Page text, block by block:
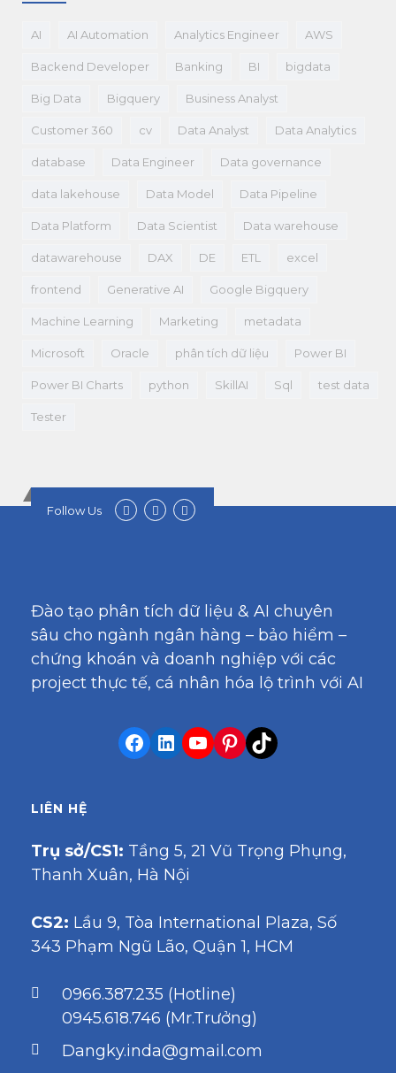
AI AI Automation Analytics Engineer AWS
Backend Developer Banking BI bigdata
Big Data Bigquery Business Analyst
Customer 360 cv Data Analyst Data Analytics
database Data Engineer Data governance
data lakehouse Data Model Data Pipeline
Data Platform Data Scientist Data warehouse
datawarehouse DAX DE ETL excel
frontend Generative AI Google Bigquery
Machine Learning Marketing metadata
Microsoft Oracle phân tích dữ liệu Power BI
Power BI Charts python SkillAI Sql test data
Tester
Follow Us
Đào tạo phân tích dữ liệu & AI chuyên
sâu cho ngành ngân hàng – bảo hiểm –
chứng khoán và doanh nghiệp với các
project thực tế, cá nhân hóa lộ trình với AI
LIÊN HỆ
Trụ sở/CS1: Tầng 5, 21 Vũ Trọng Phụng,
Thanh Xuân, Hà Nội
CS2: Lầu 9, Tòa International Plaza, Số
343 Phạm Ngũ Lão, Quận 1, HCM
0966.387.235 (Hotline)
0945.618.746 (Mr.Trưởng)
Dangky.inda@gmail.com